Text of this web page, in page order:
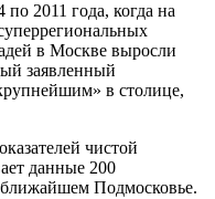
2011 года, когда на
в Москве выросли
заявленный
в столице,
чистой
данные 200
Подмосковье.